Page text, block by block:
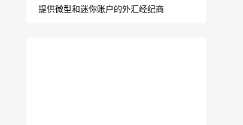
提供微型和迷你账户的外汇经纪商